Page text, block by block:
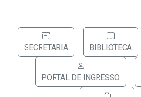
SECRETARIA BIBLIOTECA
PORTAL DE INGRESSO